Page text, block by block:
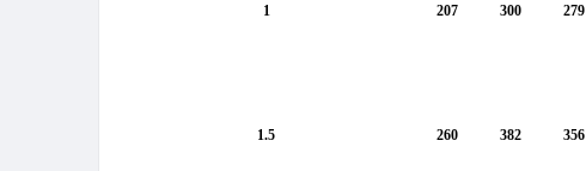
1 207 300 279
1.5 260 382 356